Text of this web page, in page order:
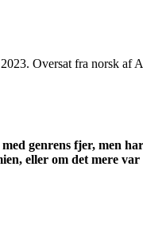
Oversat fra norsk af
genrens fjer, men
eller om det mere